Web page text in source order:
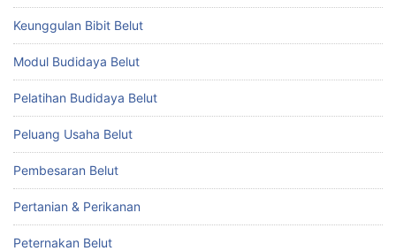
Keunggulan Bibit Belut
Modul Budidaya Belut
Pelatihan Budidaya Belut
Peluang Usaha Belut
Pembesaran Belut
Pertanian & Perikanan
Peternakan Belut